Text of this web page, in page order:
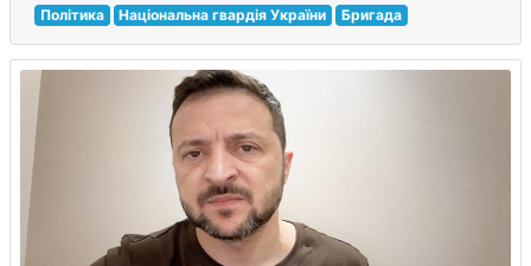
Політика Національна гвардія України Бригада